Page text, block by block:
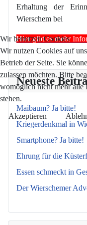
Erhaltung der
Wierschem bei
Hier gibt es mehr
Neueste
Maibaum? Ja bitte!
Kriegerdenkmal in
Smartphone? Ja bitte!
Ehrung für die
Essen schmeckt in
Der Wierschemer
Wir benutzen Cookies
Wir nutzen Cookies auf
Betrieb der Seite. Sie
zulassen möchten. Bitte
womöglich nicht mehr alle
stehen.
Akzeptieren